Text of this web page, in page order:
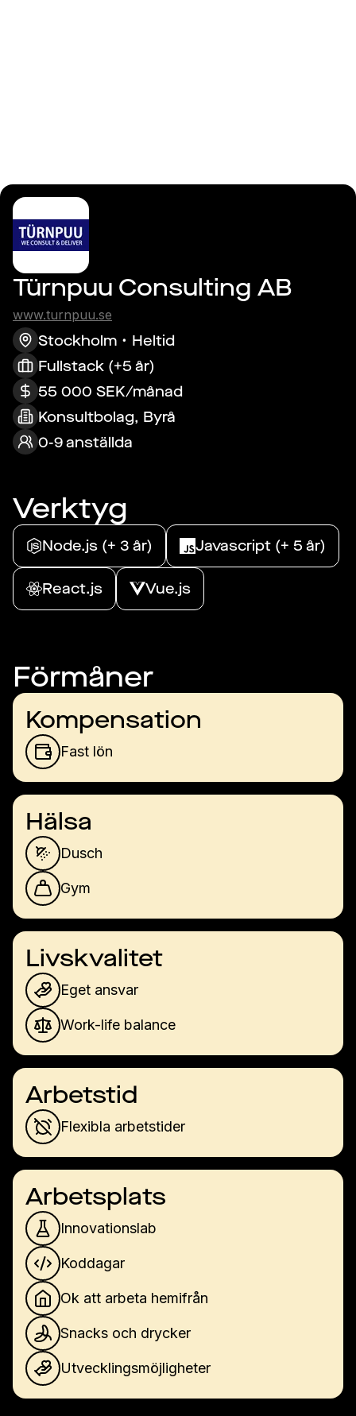
Türnpuu Consulting AB
www.turnpuu.se
Stockholm
Heltid
Fullstack (+5 år)
55 000 SEK/månad
Konsultbolag, Byrå
0-9 anställda
Verktyg
Node.js (+ 3 år) Javascript (+ 5 år)
React.js Vue.js
Förmåner
Kompensation
Fast lön
Hälsa
Dusch
Gym
Livskvalitet
Eget ansvar
Work-life balance
Arbetstid
Flexibla arbetstider
Arbetsplats
Innovationslab
Koddagar
Ok att arbeta hemifrån
Snacks och drycker
Utvecklingsmöjligheter